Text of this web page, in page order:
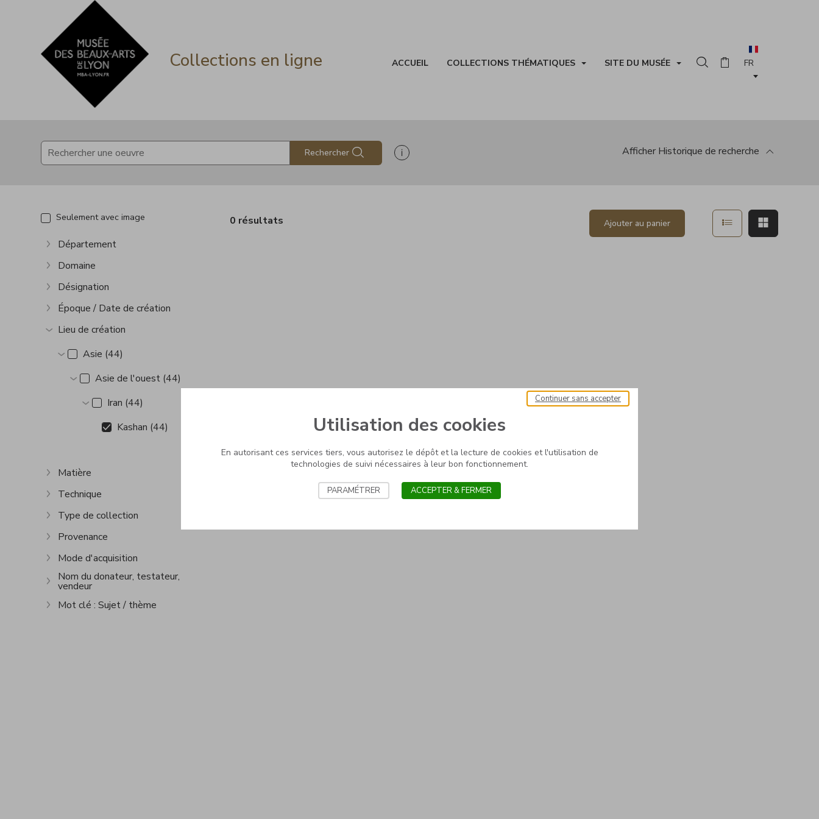
Accèder directement au contenu
Accèder directement au contenu
Collections en ligne ACCUEIL COLLECTIONS THÉMATIQUES SITE DU MUSÉE Rechercher dans la collection
Panier
Rechercher Afficher les informations d'aide à la recherche AfficherHistorique de recherche
Seulement avec image
Afficher plus
Département
Afficher plus
Domaine
Afficher plus
Désignation
Afficher plus
Époque / Date de création
Afficher plus
Lieu de création
Afficher plus
Asie (44)
Afficher plus
Asie de l'ouest (44)
Afficher plus
Iran (44)
Kashan (44)
Afficher plus
Matière
Afficher plus
Technique
Afficher plus
Type de collection
Afficher plus
Provenance
Afficher plus
Mode d'acquisition
Afficher plus
Nom du donateur, testateur,
vendeur
Afficher plus
Mot clé : Sujet / thème
0 résultats Ajouter au panier Afficher en mode
Utilisation des cookies
En autorisant ces services tiers, vous autorisez le dépôt et la lecture de cookies et l'utilisation de
technologies de suivi nécessaires à leur bon fonctionnement.
Continuer sans accepter
PARAMÉTRER ACCEPTER & FERMER